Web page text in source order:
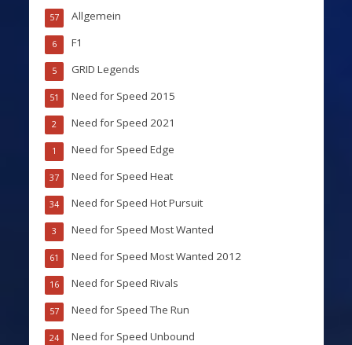
Allgemein
57
F1
6
GRID Legends
5
Need for Speed 2015
51
Need for Speed 2021
2
Need for Speed Edge
1
Need for Speed Heat
37
Need for Speed Hot Pursuit
34
Need for Speed Most Wanted
3
Need for Speed Most Wanted 2012
61
Need for Speed Rivals
16
Need for Speed The Run
57
Need for Speed Unbound
24